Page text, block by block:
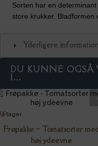
Sorten har en
store krukker. Bladformen
Yderligere information
DU KUNNE OGSÅ
I…
lager
Frøpakke – Tomatsorter
høj ydeevne